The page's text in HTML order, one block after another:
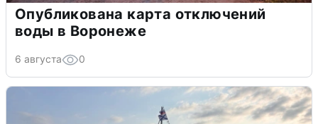
Опубликована карта отключений
воды в Воронеже
6 августа 0